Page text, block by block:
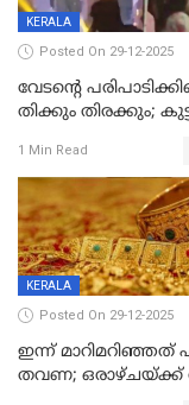
KERALA
Posted On 29-12-2025
വേടന്റെ
തിക്കും തിരക്കും;
പരിക്ക്; പാളം
യുവാവ് ട്രെയിന്‍ തട്ടി
1 Min Read
KERALA
Posted On 29-12-2025
ഇന്ന്
തവണ; ഒരാഴ്ചയ്ക്ക് ശേഷം